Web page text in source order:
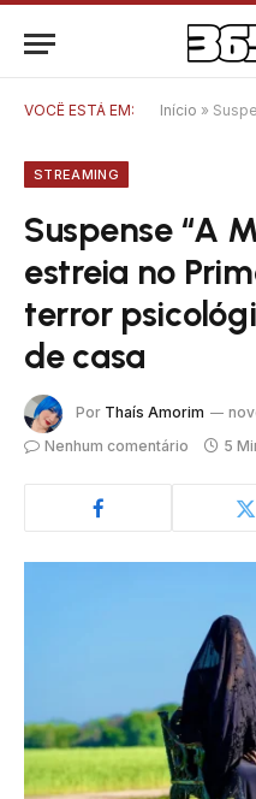
VOCÊ ESTÁ EM: Início » Suspense “A
STREAMING
Suspense “A
estreia no
terror
de casa
Por Thaís Amorim
Nenhum comentário
5